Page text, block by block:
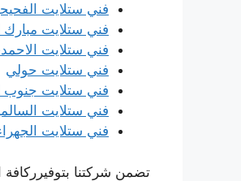
فني ستلايت
فني ستلايت مبارك
فني ستلايت
فني ستلايت حولي
فني ستلايت جنوب
فني ستلايت
فني ستلايت
تضمن شركتنا بتوفيرركافة